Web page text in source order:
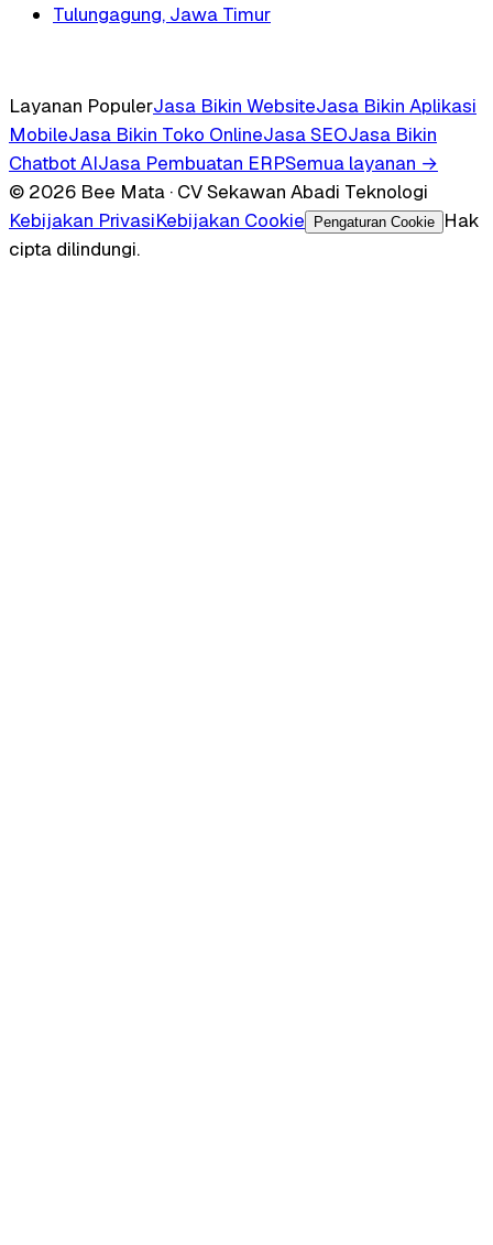
Tulungagung, Jawa Timur
Layanan PopulerJasa Bikin WebsiteJasa Bikin Aplikasi
MobileJasa Bikin Toko OnlineJasa SEOJasa Bikin
Chatbot AIJasa Pembuatan ERPSemua layanan →
© 2026 Bee Mata · CV Sekawan Abadi Teknologi
Kebijakan PrivasiKebijakan Cookie Pengaturan Cookie
Hak
cipta dilindungi.